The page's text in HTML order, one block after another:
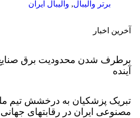
برتر والیبال, والیبال ایران
آخرین اخبار
برطرف شدن محدودیت‌ برق
آینده
تبریک پزشکیان به درخشش تیم
مصنوعی ایران در رقابتهای جهانی